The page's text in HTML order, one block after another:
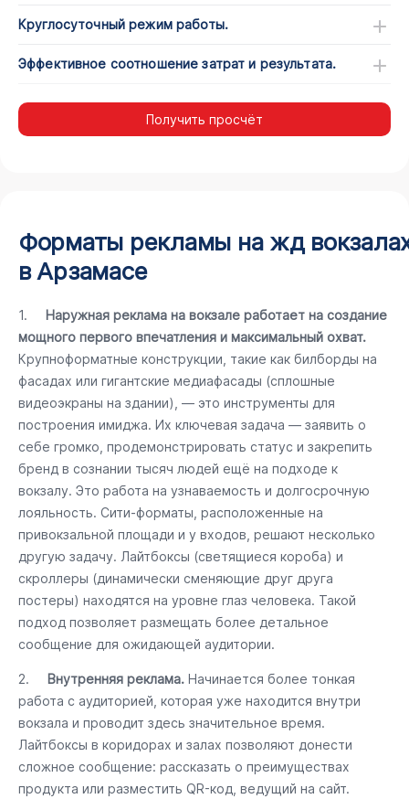
Круглосуточный режим работы.
Эффективное соотношение затрат и результата.
Получить просчёт
Форматы рекламы на жд
в Арзамасе
1. Наружная реклама на вокзале работает на создание
мощного первого впечатления и максимальный охват.
Крупноформатные конструкции, такие как билборды на
фасадах или гигантские медиафасады (сплошные
видеоэкраны на здании), — это инструменты для
построения имиджа. Их ключевая задача — заявить о
себе громко, продемонстрировать статус и закрепить
бренд в сознании тысяч людей ещё на подходе к
вокзалу. Это работа на узнаваемость и долгосрочную
лояльность. Сити-форматы, расположенные на
привокзальной площади и у входов, решают несколько
другую задачу. Лайтбоксы (светящиеся короба) и
скроллеры (динамически сменяющие друг друга
постеры) находятся на уровне глаз человека. Такой
подход позволяет размещать более детальное
сообщение для ожидающей аудитории.
2. Внутренняя реклама. Начинается более тонкая
работа с аудиторией, которая уже находится внутри
вокзала и проводит здесь значительное время.
Лайтбоксы в коридорах и залах позволяют донести
сложное сообщение: рассказать о преимуществах
продукта или разместить QR-код, ведущий на сайт.